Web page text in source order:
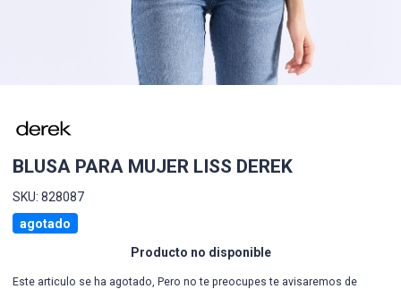
BLUSA PARA MUJER LISS DEREK
SKU: 828087
agotado
Producto no disponible
Este articulo se ha agotado, Pero no te preocupes te avisaremos de